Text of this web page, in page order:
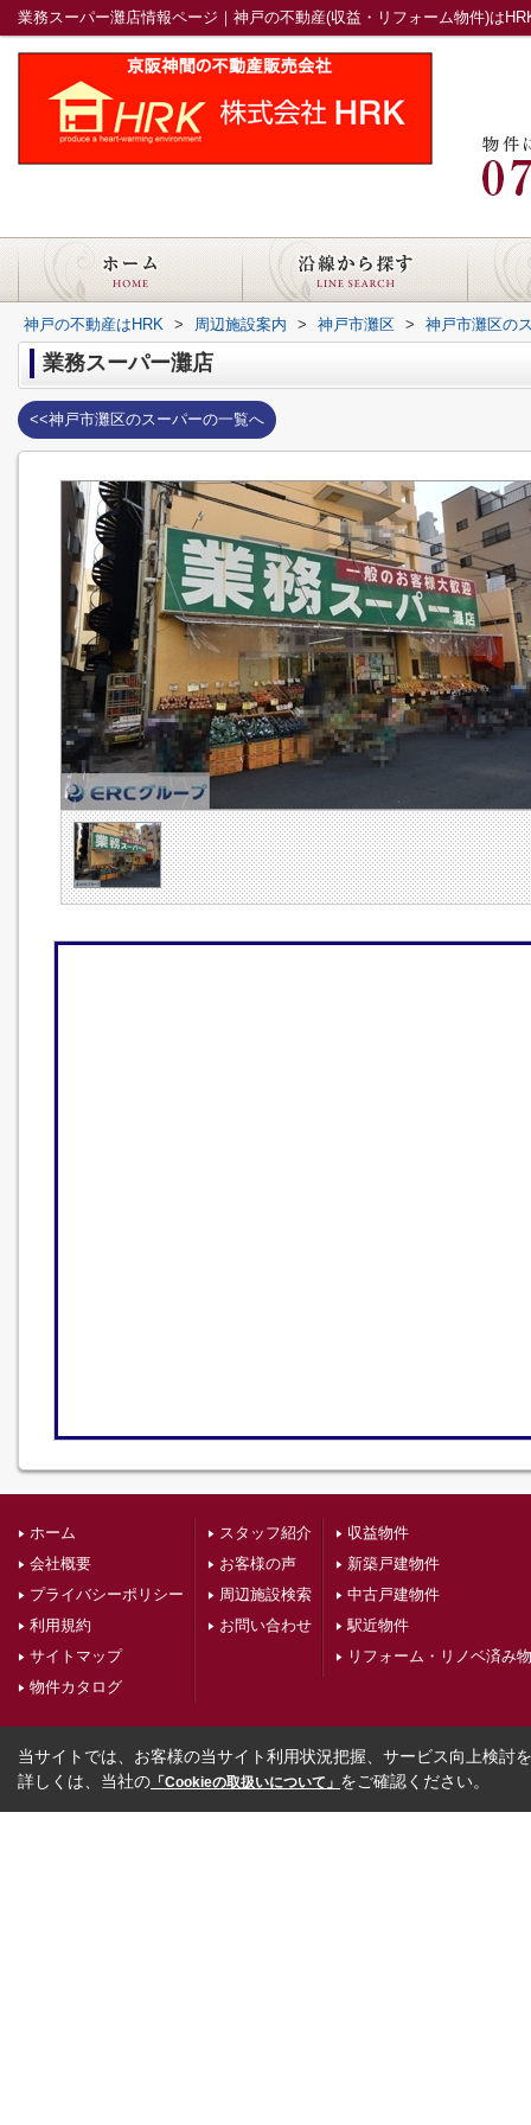
業務スーパー灘店情報ページ｜神戸の不動産(収益・リフォーム物件)は
神戸の不動産はHRK > 周辺施設案内 > 神戸市灘区 > 神戸市灘区の
業務スーパー灘店
<<神戸市灘区のスーパーの一覧へ
ホーム
会社概要
プライバシーポリシー
利用規約
サイトマップ
物件カタログ
スタッフ紹介
お客様の声
周辺施設検索
お問い合わせ
収益物件
新築戸建物件
中古戸建物件
駅近物件
リフォーム・リノベ済み
当サイトでは、お客様の当サイト利用状況把握、サービス向上検討
詳しくは、当社の 「Cookieの取扱いについて」 をご確認ください。